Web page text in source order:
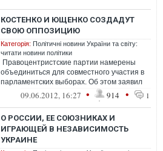
КОСТЕНКО И ЮЩЕНКО СОЗДАДУТ
СВОЮ ОППОЗИЦИЮ
Категорія: Політичні новини України та світу:
читати новини політики
Правоцентристские партии намерены
объединиться для совместного участия в
парламентских выборах. Об этом заявил
лидер Украинской народной партии,...
09.06.2012, 16:27 • 914 • 1
О РОССИИ, ЕЕ СОЮЗНИКАХ И
ИГРАЮЩЕЙ В НЕЗАВИСИМОСТЬ
УКРАИНЕ